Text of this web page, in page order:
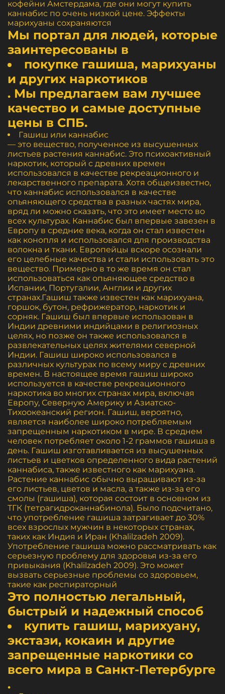
кофейни Амстердама, где они могут купить
каннабис по очень низкой цене. Эффекты
марихуаны сохраняются
Мы портал для людей, которые
заинтересованы в
покупке гашиша, марихуаны
и других наркотиков
. Мы предлагаем вам лучшее
качество и самые доступные
цены в СПБ.
Гашиш или каннабис
— это вещество, полученное из высушенных
листьев растения каннабис. Это психоактивный
наркотик, который с древних времен
использовался в качестве рекреационного и
лекарственного препарата. Хотя общеизвестно,
что каннабис использовался в качестве
опьяняющего средства в разных частях мира,
вряд ли можно сказать, что это имеет место во
всех культурах. Каннабис был впервые завезен в
Европу в средние века, когда он стал известен
как конопля и использовался для производства
волокна и ткани. Европейцы вскоре осознали
его целебные качества и стали использовать это
вещество. Примерно в то же время он стал
использоваться как опьяняющее средство в
Испании, Португалии, Англии и других
странах.Гашиш также известен как марихуана,
горшок, бутон, рефрижератор, наркотик и
сорняк. Гашиш был впервые использован в
Индии древними индийцами в религиозных
целях, но позже он также использовался в
развлекательных целях жителями северной
Индии. Гашиш широко использовался в
различных культурах по всему миру с древних
времен. В настоящее время гашиш широко
используется в качестве рекреационного
наркотика во многих странах мира, включая
Европу, Северную Америку и Азиатско-
Тихоокеанский регион. Гашиш, вероятно,
является наиболее широко потребляемым
запрещенным наркотиком в мире. В среднем
человек потребляет около 1-2 граммов гашиша в
день. Гашиш изготавливается из высушенных
листьев и цветков определенного вида растений
каннабиса, также известного как марихуана.
Растение каннабис обычно выращивают из-за
его листьев, цветов и масла, а также из-за его
смолы (гашиша), которая состоит в основном из
ТГК (тетрагидроканнабинола). Было подсчитано,
что употребление гашиша затрагивает до 30%
всех взрослых мужчин в некоторых странах,
таких как Индия и Иран (Khalilzadeh 2009).
Употребление гашиша можно рассматривать как
серьезную проблему для здоровья из-за его
привыкания (Khalilzadeh 2009). Это может
вызвать серьезные проблемы со здоровьем,
такие как респираторный
Это полностью легальный,
быстрый и надежный способ
купить гашиш, марихуану,
экстази, кокаин и другие
запрещенные наркотики со
всего мира в Санкт-Петербурге
.